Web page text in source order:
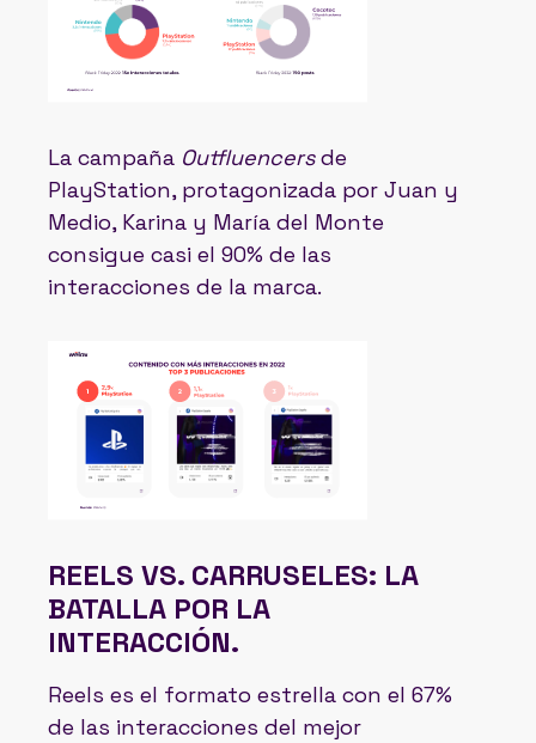
La campaña Outfluencersde
PlayStation, protagonizada por Juan y
Medio, Karina y María del Monte
consigue casi el 90% de las
interacciones de la marca.
REELS VS. CARRUSELES: LA
BATALLA POR LA
INTERACCIÓN.
Reels es el formato estrella con el 67%
de las interacciones del mejor